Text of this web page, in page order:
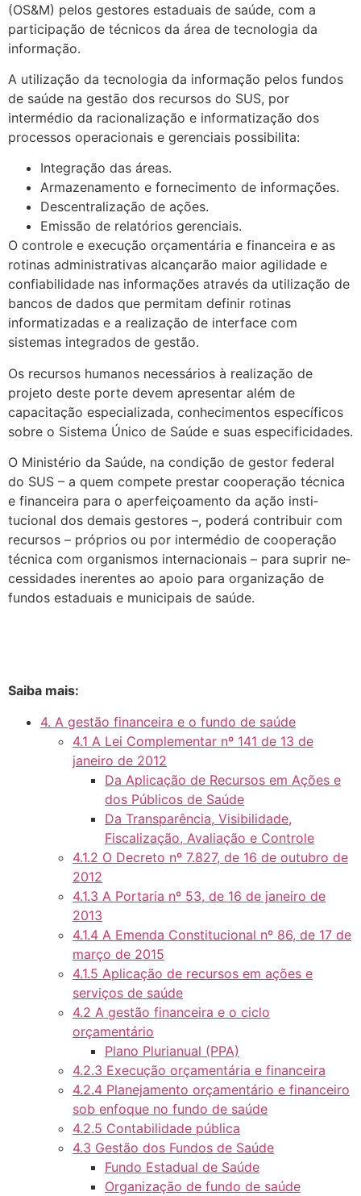
(OS&M) pelos gestores estadu­ais de saúde, com a
participação de técnicos da área de tecnologia da
informação.
A utilização da tecnologia da informação pelos fundos
de saúde na gestão dos recursos do SUS, por
intermédio da racionalização e informatização dos
processos operacionais e gerenciais possibilita:
Integração das áreas.
Armazenamento e fornecimento de informações.
Descentralização de ações.
Emissão de relatórios gerenciais.
O controle e execução orçamentária e financeira e as
rotinas administrativas alcançarão maior agilidade e
confiabilidade nas informações através da utilização de
bancos de dados que permitam definir rotinas
informatizadas e a realização de interface com
sistemas integrados de gestão.
Os recursos humanos necessários à realização de
projeto deste porte devem apresentar além de
capacitação especializada, conhecimentos específicos
sobre o Sistema Único de Saúde e suas especificidades.
O Ministério da Saúde, na condição de gestor federal
do SUS – a quem compete prestar cooperação técnica
e financeira para o aperfeiçoamento da ação insti­
tucional dos demais gestores –, poderá contribuir com
recursos – próprios ou por intermédio de cooperação
técnica com organismos internacionais – para suprir ne­
cessidades inerentes ao apoio para organização de
fundos estaduais e municipais de saúde.
Saiba mais:
4. A gestão financeira e o fundo de saúde
4.1 A Lei Complementar nº 141 de 13 de
janeiro de 2012
Da Aplicação de Recursos em Ações e
dos Públicos de Saúde
Da Transparência, Visibilidade,
Fiscalização, Avaliação e Controle
4.1.2 O Decreto nº 7.827, de 16 de outubro de
2012
4.1.3 A Portaria nº 53, de 16 de janeiro de
2013
4.1.4 A Emenda Constitucional nº 86, de 17 de
março de 2015
4.1.5 Aplicação de recursos em ações e
serviços de saúde
4.2 A gestão financeira e o ciclo
orçamentário
Plano Plurianual (PPA)
4.2.3 Execução orçamentária e financeira
4.2.4 Planejamento orçamentário e financeiro
sob enfoque no fundo de saúde
4.2.5 Contabilidade pública
4.3 Gestão dos Fundos de Saúde
Fundo Estadual de Saúde
Organização de fundo de saúde